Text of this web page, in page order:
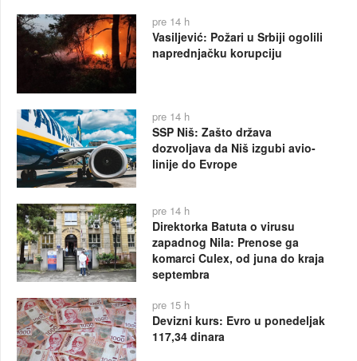
pre 14 h
Vasiljević: Požari u Srbiji ogolili
naprednjačku korupciju
pre 14 h
SSP Niš: Zašto država
dozvoljava da Niš izgubi avio-
linije do Evrope
pre 14 h
Direktorka Batuta o virusu
zapadnog Nila: Prenose ga
komarci Culex, od juna do kraja
septembra
pre 15 h
Devizni kurs: Evro u ponedeljak
117,34 dinara